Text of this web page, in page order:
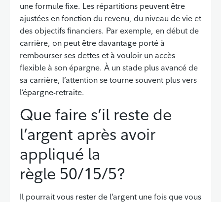
une formule fixe. Les répartitions peuvent être
ajustées en fonction du revenu, du niveau de vie et
des objectifs financiers. Par exemple, en début de
carrière, on peut être davantage porté à
rembourser ses dettes et à vouloir un accès
flexible à son épargne. À un stade plus avancé de
sa carrière, l’attention se tourne souvent plus vers
l’épargne-retraite.
Retour à la table des matières
Que faire s’il reste de
l’argent après avoir
appliqué la
règle 50/15/5?
Il pourrait vous rester de l’argent une fois que vous